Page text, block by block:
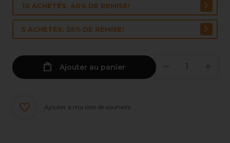
10 ACHETÉS, 40% DE REMISE!
5 ACHETÉS, 25% DE REMISE!
Ajouter au panier
Ajouter à ma liste de souhaits